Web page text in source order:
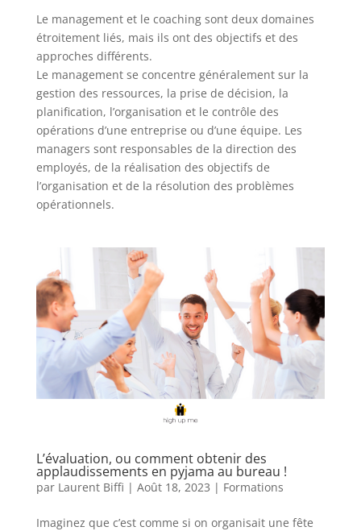
Le management et le coaching sont deux domaines
étroitement liés, mais ils ont des objectifs et des
approches différents.
Le management se concentre généralement sur la
gestion des ressources, la prise de décision, la
planification, l’organisation et le contrôle des
opérations d’une entreprise ou d’une équipe. Les
managers sont responsables de la direction des
employés, de la réalisation des objectifs de
l’organisation et de la résolution des problèmes
opérationnels.
L’évaluation, ou comment obtenir des
applaudissements en pyjama au bureau !
par Laurent Biffi | Août 18, 2023 | Formations
Imaginez que c’est comme si on organisait une fête